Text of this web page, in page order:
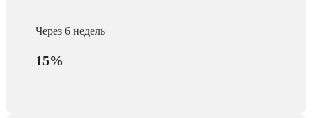
Через 6 недель
15%